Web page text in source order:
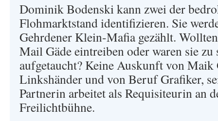
Dominik Bodenski kann zwei der
Flohmarktstand identifizieren. Sie
Gehrdener Klein-Mafia gezählt.
Mail Gäde eintreiben oder waren sie zu
aufgetaucht? Keine Auskunft von Maik
Linkshänder und von Beruf Grafiker,
Partnerin arbeitet als Requisiteurin an
Freilichtbühne.